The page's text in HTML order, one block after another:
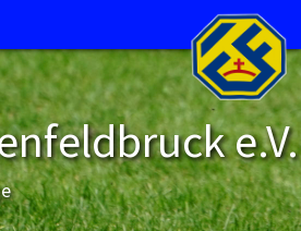
e.V.